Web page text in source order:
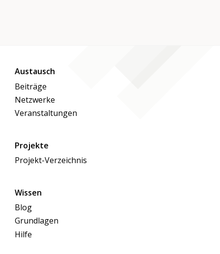
Austausch
Beiträge
Netzwerke
Veranstaltungen
Projekte
Projekt-Verzeichnis
Wissen
Blog
Grundlagen
Hilfe